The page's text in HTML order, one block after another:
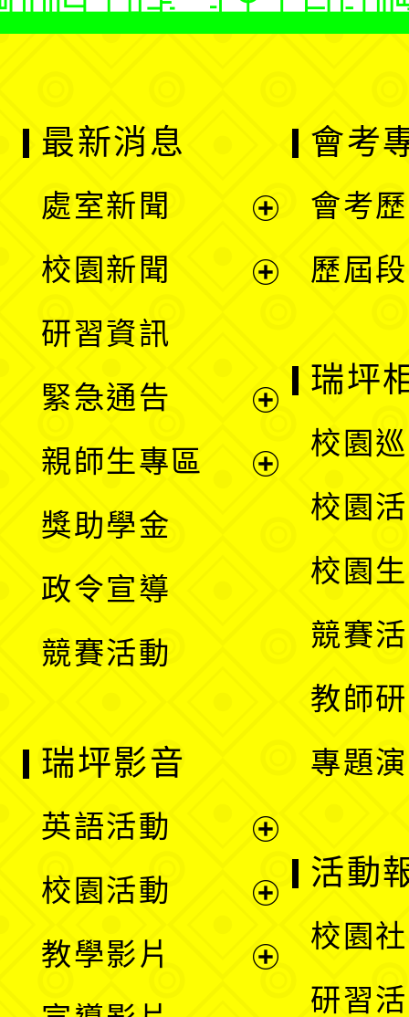
最新消息
處室新聞
單
校園新聞
選
單
研習資訊
緊急通告
親師生專區
獎助學金
政令宣導
競賽活動
會考
會考
歷屆
瑞坪
校園
校園
校園
競賽
教師
專題
瑞坪影音
英語活動
選
校園活動
教學影片
活動
校園
研習